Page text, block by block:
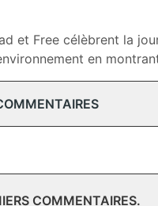
et Free célèbrent la
en
COMMENTAIRES.